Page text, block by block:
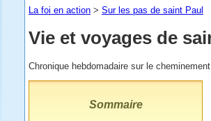
La foi en action > Sur les pas de saint Paul
Vie et voyages de
Chronique hebdomadaire sur le
Sommaire